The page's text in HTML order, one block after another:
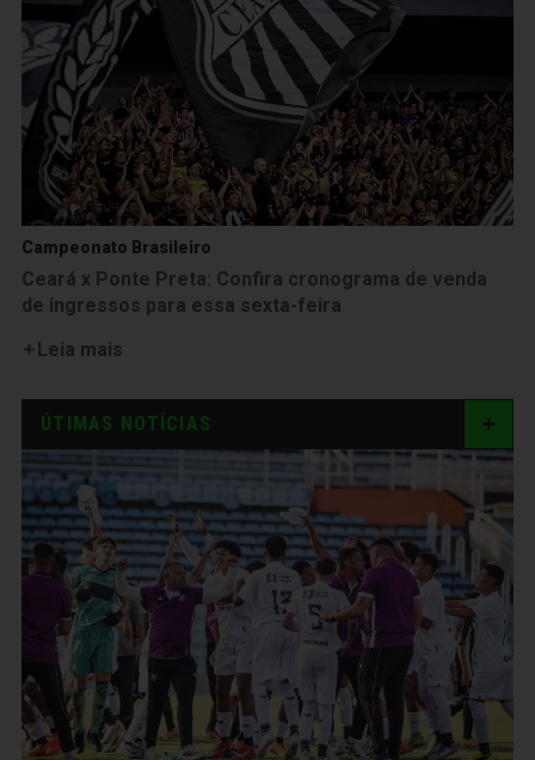
Campeonato Brasileiro
Ceará x Ponte Preta: Confira cronograma de venda
de ingressos para essa sexta-feira
Leia mais
ÚTIMAS NOTÍCIAS